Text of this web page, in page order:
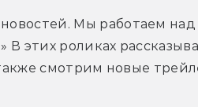
Мы работаем
этих роликах
смотрим новые